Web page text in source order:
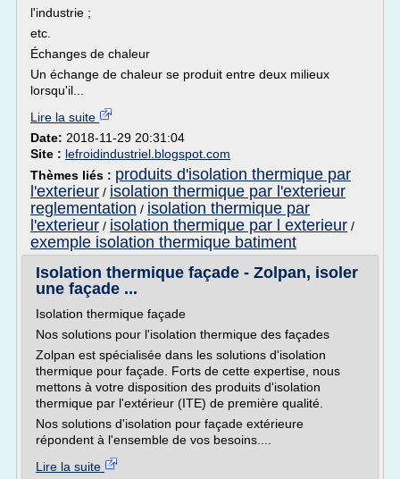
l'industrie ;
etc.
Échanges de chaleur
Un échange de chaleur se produit entre deux milieux
lorsqu'il...
Lire la suite
Date: 2018-11-29 20:31:04
Site : lefroidindustriel.blogspot.com
Thèmes liés : produits d'isolation thermique par
l'exterieur / isolation thermique par l'exterieur
reglementation / isolation thermique par
l'exterieur / isolation thermique par l exterieur /
exemple isolation thermique batiment
Isolation thermique façade - Zolpan, isoler
une façade ...
Isolation thermique façade
Nos solutions pour l'isolation thermique des façades
Zolpan est spécialisée dans les solutions d'isolation
thermique pour façade. Forts de cette expertise, nous
mettons à votre disposition des produits d'isolation
thermique par l'extérieur (ITE) de première qualité.
Nos solutions d'isolation pour façade extérieure
répondent à l'ensemble de vos besoins....
Lire la suite